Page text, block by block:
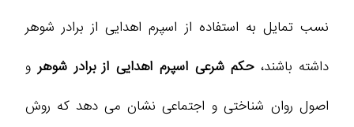
نسب تمایل به استفاده از اسپرم اهدایی از برادر شوهر
داشته باشند،حکم شرعی اسپرم اهدایی از برادر شوهرو
اصول روان‌ شناختی و اجتماعی نشان می‌ دهد که روش